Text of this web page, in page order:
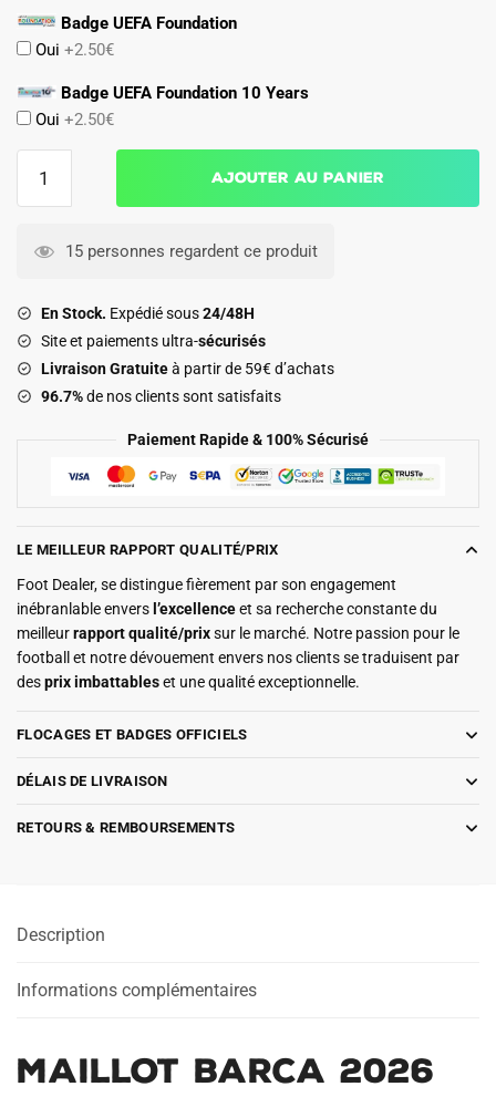
Badge UEFA Foundation
Oui +2.50€
Badge UEFA Foundation 10 Years
Oui +2.50€
Barca
Domicile
Enfant
Ajouter au panier
15 personnes regardent ce produit
En Stock. Expédié sous24/48H
Site et paiements ultra-sécurisés
Livraison Gratuiteà partir de 59€ d’achats
96.7%de nos clients sont satisfaits
Paiement Rapide & 100% Sécurisé
LE MEILLEUR RAPPORT QUALITÉ/PRIX
Foot Dealer, se distingue fièrement par son engagement
inébranlable envers l’excellenceet sa recherche constante du
meilleurrapport qualité/prixsur le marché. Notre passion pour le
football et notre dévouement envers nos clients se traduisent par
desprix imbattableset une qualité exceptionnelle.
FLOCAGES ET BADGES OFFICIELS
DÉLAIS DE LIVRAISON
RETOURS & REMBOURSEMENTS
Description
Informations complémentaires
Maillot Barca 2026